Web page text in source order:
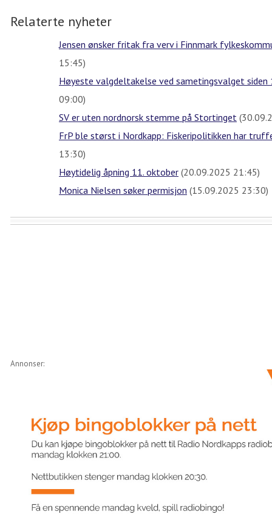
Relaterte nyheter
Jensen ønsker fritak fra verv i Finnmark
15:45)
Høyeste valgdeltakelse ved sametingsvalget siden
09:00)
SV er uten nordnorsk stemme på Stortinget
FrP ble størst i Nordkapp: Fiskeripolitikken har
13:30)
Høytidelig åpning 11. oktober (20.09.2025 21:45)
Monica Nielsen søker permisjon (15.09.2025 23:30)
Annonser: